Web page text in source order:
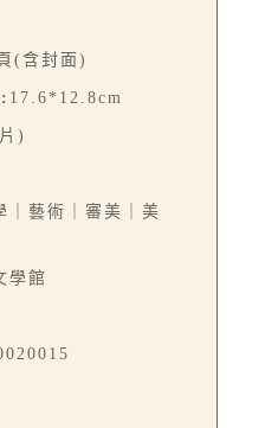
(含封面)
17.6*12.8cm
)
｜藝術｜審美｜美
學館